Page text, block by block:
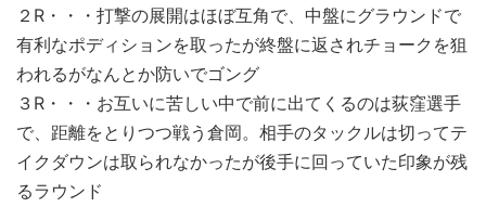
２R・・・打撃の展開はほぼ互角で、中盤にグラウンドで
有利なポディションを取ったが終盤に返されチョークを狙
われるがなんとか防いでゴング
３R・・・お互いに苦しい中で前に出てくるのは荻窪選手
で、距離をとりつつ戦う倉岡。相手のタックルは切ってテ
イクダウンは取られなかったが後手に回っていた印象が残
るラウンド